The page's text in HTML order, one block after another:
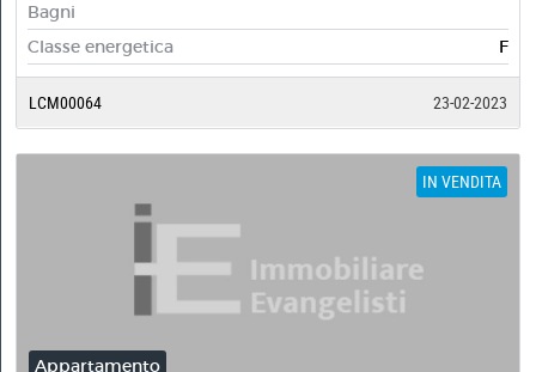
Bagni
Classe energetica
F
LCM00064 23-02-2023
IN VENDITA
Appartamento